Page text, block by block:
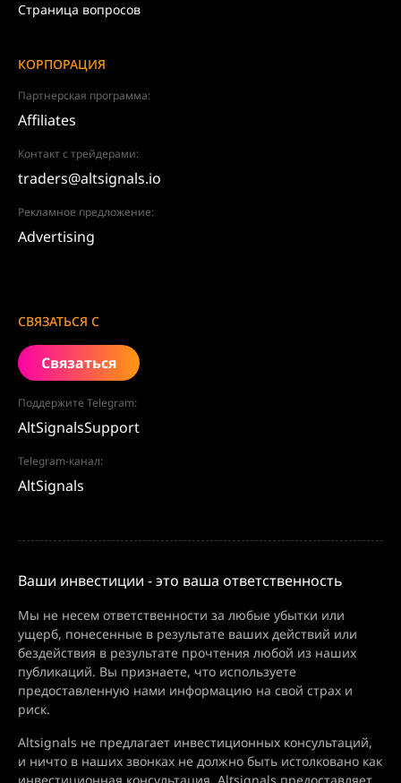
Страница вопросов
КОРПОРАЦИЯ
Партнерская программа:
Affiliates
Контакт с трейдерами:
traders@altsignals.io
Рекламное предложение:
Advertising
СВЯЗАТЬСЯ С
Связаться
Поддержите Telegram:
AltSignalsSupport
Telegram-канал:
AltSignals
Ваши инвестиции - это ваша ответственность
Мы не несем ответственности за любые убытки или
ущерб, понесенные в результате ваших действий или
бездействия в результате прочтения любой из наших
публикаций. Вы признаете, что используете
предоставленную нами информацию на свой страх и
риск.
Altsignals не предлагает инвестиционных консультаций,
и ничто в наших звонках не должно быть истолковано как